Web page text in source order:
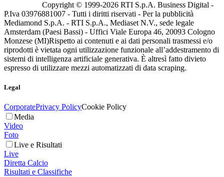
Copyright © 1999-2026 RTI S.p.A. Business Digital -
P.Iva 03976881007 - Tutti i diritti riservati - Per la pubblicità
Mediamond S.p.A. - RTI S.p.A., Mediaset N.V., sede legale
Amsterdam (Paesi Bassi) - Uffici Viale Europa 46, 20093 Cologno
Monzese (MI)Rispetto ai contenuti e ai dati personali trasmessi e/o
riprodotti è vietata ogni utilizzazione funzionale all’addestramento di
sistemi di intelligenza artificiale generativa. È altresì fatto divieto
espresso di utilizzare mezzi automatizzati di data scraping.
Legal
CorporatePrivacy PolicyCookie Policy
Media
Video
Foto
Live e Risultati
Live
Diretta Calcio
Risultati e Classifiche